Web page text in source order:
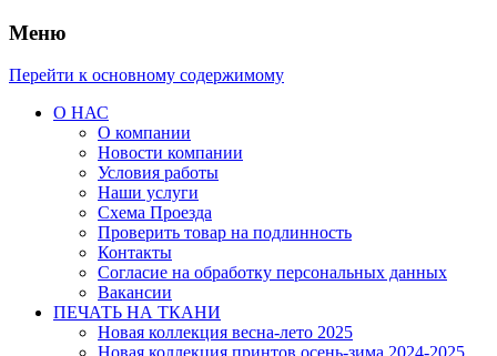
Меню
Перейти к основному содержимому
О НАС
О компании
Новости компании
Условия работы
Наши услуги
Схема Проезда
Проверить товар на подлинность
Контакты
Согласие на обработку персональных данных
Вакансии
ПЕЧАТЬ НА ТКАНИ
Новая коллекция весна-лето 2025